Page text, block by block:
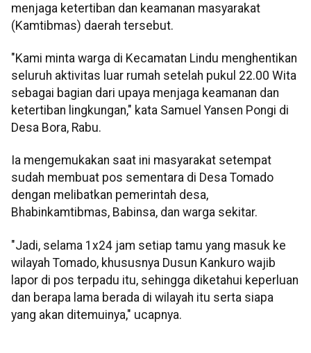
menjaga ketertiban dan keamanan masyarakat
(Kamtibmas) daerah tersebut.
"Kami minta warga di Kecamatan Lindu menghentikan
seluruh aktivitas luar rumah setelah pukul 22.00 Wita
sebagai bagian dari upaya menjaga keamanan dan
ketertiban lingkungan," kata Samuel Yansen Pongi di
Desa Bora, Rabu.
Ia mengemukakan saat ini masyarakat setempat
sudah membuat pos sementara di Desa Tomado
dengan melibatkan pemerintah desa,
Bhabinkamtibmas, Babinsa, dan warga sekitar.
"Jadi, selama 1x24 jam setiap tamu yang masuk ke
wilayah Tomado, khususnya Dusun Kankuro wajib
lapor di pos terpadu itu, sehingga diketahui keperluan
dan berapa lama berada di wilayah itu serta siapa
yang akan ditemuinya," ucapnya.